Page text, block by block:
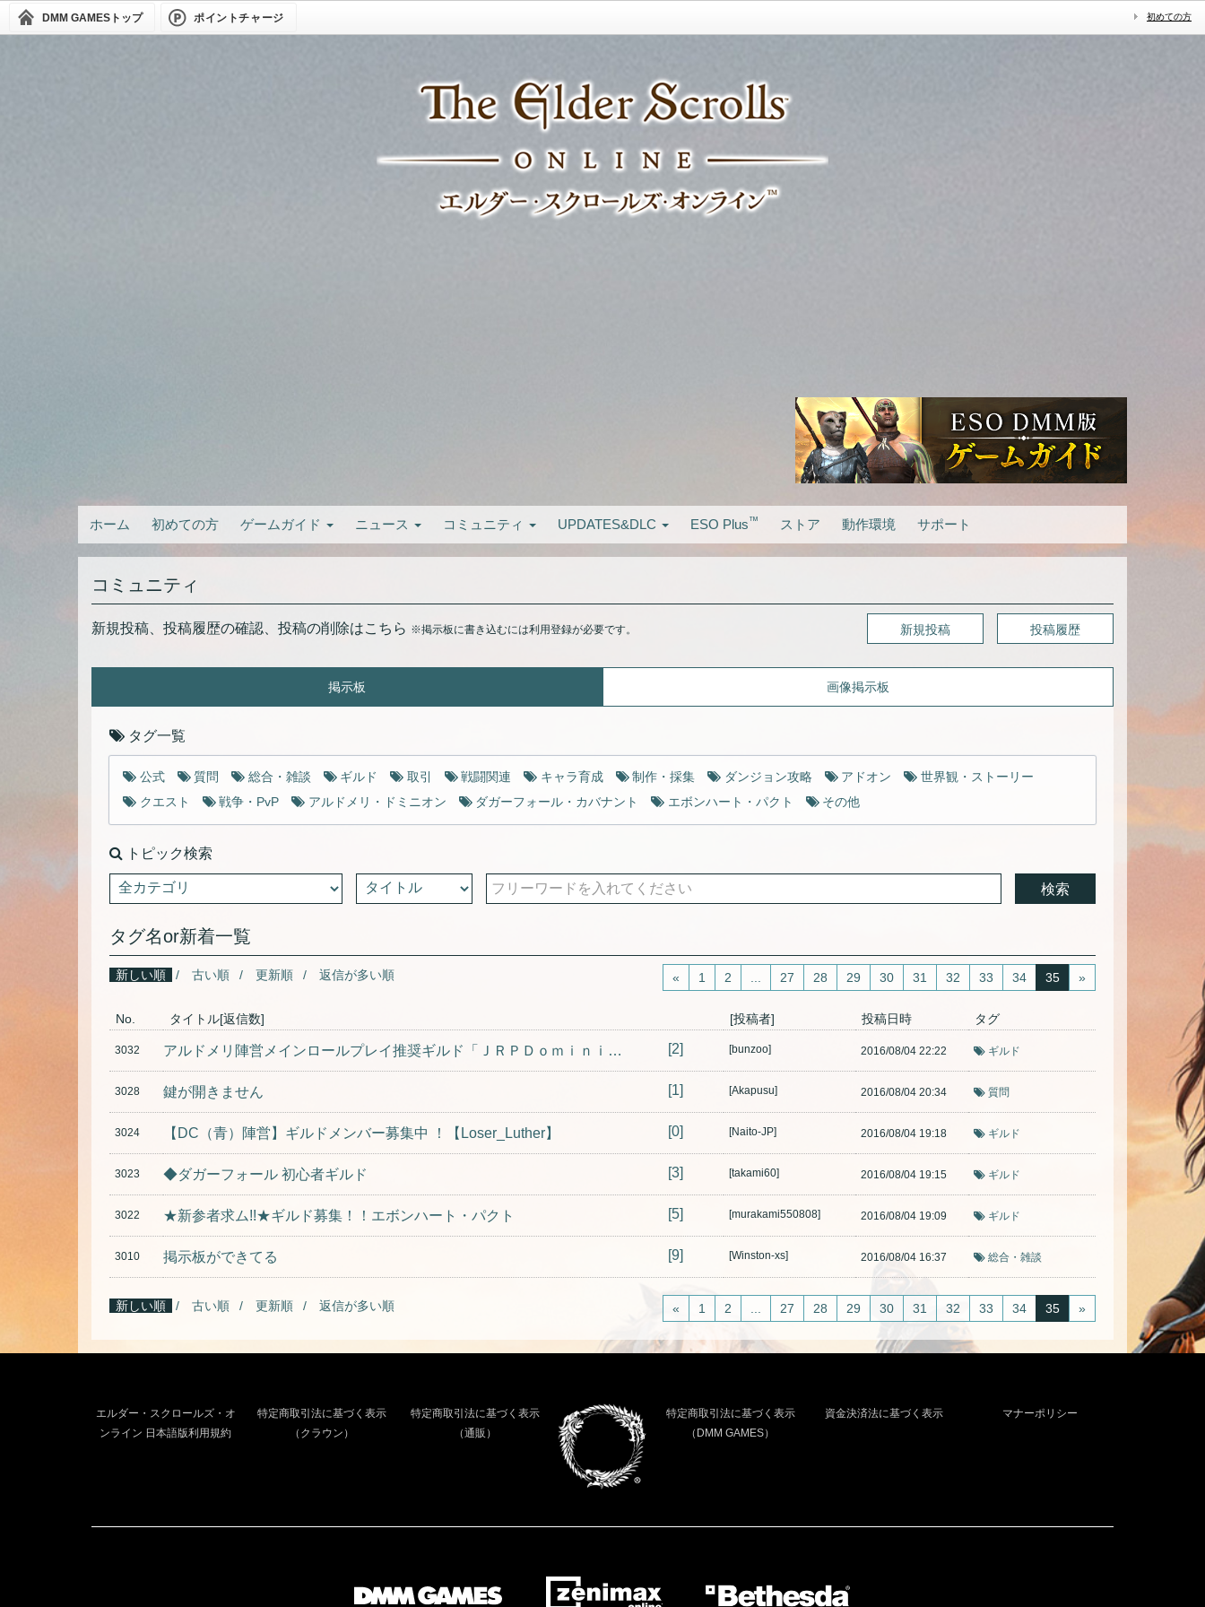
DMM GAMES トップ ポイントチャージ 初めての方
ホーム 初めての方 ゲームガイド ニュース コミュニティ UPDATES&DLC ESO Plus™ ストア 動作環境 サポート
コミュニティ
新規投稿、投稿履歴の確認、投稿の削除はこちら ※掲示板に書き込むには利用登録が必要です。 新規投稿 投稿履歴
掲示板 画像掲示板
タグ一覧
公式 質問 総合・雑談 ギルド 取引 戦闘関連 キャラ育成 制作・採集 ダンジョン攻略 アドオン
世界観・ストーリー
クエスト
戦争・PvP アルドメリ・ドミニオン ダガーフォール・カバナント エボンハート・パクト その他
トピック検索
タグ名or新着一覧
新しい順 古い順 更新順 返信が多い順 « 1 2 27 28 29 30 31 32 33 34 35 »
No. タイトル[返信数] [投稿者] 投稿日時 タグ
3032 アルドメリ陣営メインロールプレイ推奨ギルド「ＪＲＰＤｏｍｉｎｉｏｎ」メンバー募集中 [2] [bunzoo] 2016/08/04 22:22 ギルド
3028 鍵が開きません [1] [Akapusu] 2016/08/04 20:34 質問
3024 【DC（青）陣営】ギルドメンバー募集中 ！【Loser_Luther】 [0] [Naito-JP] 2016/08/04 19:18 ギルド
3023 ◆ダガーフォール 初心者ギルド [3] [takami60] 2016/08/04 19:15 ギルド
3022 ★新参者求ム!!★ギルド募集！！エボンハート・パクト [5] [murakami550808] 2016/08/04 19:09 ギルド
3010 掲示板ができてる [9] [Winston-xs] 2016/08/04 16:37 総合・雑談
新しい順 古い順 更新順 返信が多い順 « 1 2 27 28 29 30 31 32 33 34 35 »
エルダー・スクロールズ・オ
ンライン 日本語版利用規約
特定商取引法に基づく表示
（クラウン）
特定商取引法に基づく表示
（通販）
特定商取引法に基づく表示
（DMM GAMES）
資金決済法に基づく表示 マナーポリシー